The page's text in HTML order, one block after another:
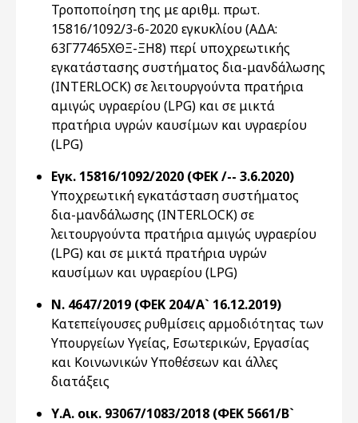
Τροποποίηση της με αριθμ. πρωτ.
15816/1092/3-6-2020 εγκυκλίου (ΑΔΑ:
63Γ77465ΧΘΞ-ΞΗ8) περί υποχρεωτικής
εγκατάστασης συστήματος δια-μανδάλωσης
(INTERLOCK) σε λειτουργούντα πρατήρια
αμιγώς υγραερίου (LPG) και σε μικτά
πρατήρια υγρών καυσίμων και υγραερίου
(LPG)
Εγκ. 15816/1092/2020 (ΦΕΚ /-- 3.6.2020)
Υποχρεωτική εγκατάσταση συστήματος
δια-μανδάλωσης (INTERLOCK) σε
λειτουργούντα πρατήρια αμιγώς υγραερίου
(LPG) και σε μικτά πρατήρια υγρών
καυσίμων και υγραερίου (LPG)
Ν. 4647/2019 (ΦΕΚ 204/Α` 16.12.2019)
Κατεπείγουσες ρυθμίσεις αρμοδιότητας των
Υπουργείων Υγείας, Εσωτερικών, Εργασίας
και Κοινωνικών Υποθέσεων και άλλες
διατάξεις
Υ.Α. οικ. 93067/1083/2018 (ΦΕΚ 5661/Β`